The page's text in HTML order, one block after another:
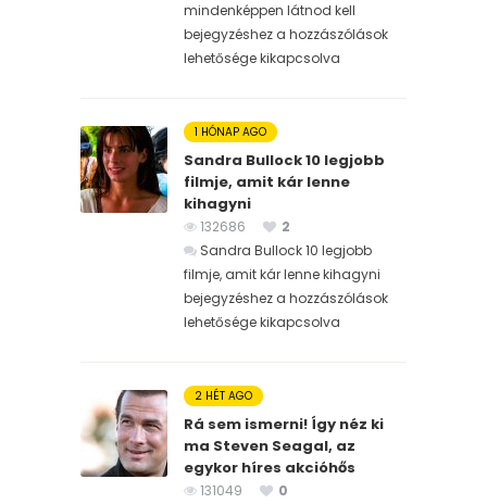
mindenképpen látnod kell
bejegyzéshez a hozzászólások
lehetősége kikapcsolva
1 HÓNAP AGO
Sandra Bullock 10 legjobb
filmje, amit kár lenne
kihagyni
132686
2
Sandra Bullock 10 legjobb
filmje, amit kár lenne kihagyni
bejegyzéshez a hozzászólások
lehetősége kikapcsolva
2 HÉT AGO
Rá sem ismerni! Így néz ki
ma Steven Seagal, az
egykor híres akcióhős
131049
0